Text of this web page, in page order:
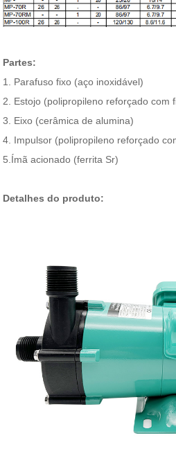
Partes:
1. Parafuso fixo (aço inoxidável)
2. Estojo (polipropileno reforçado com
3. Eixo (cerâmica de alumina)
4. Impulsor (polipropileno reforçado
5.Ímã acionado (ferrita Sr)
Detalhes do produto: